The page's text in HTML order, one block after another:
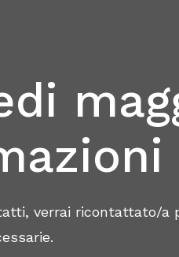
di Contenuti
per l’Acquisizione
o Servizi
verrai ricontattato/a